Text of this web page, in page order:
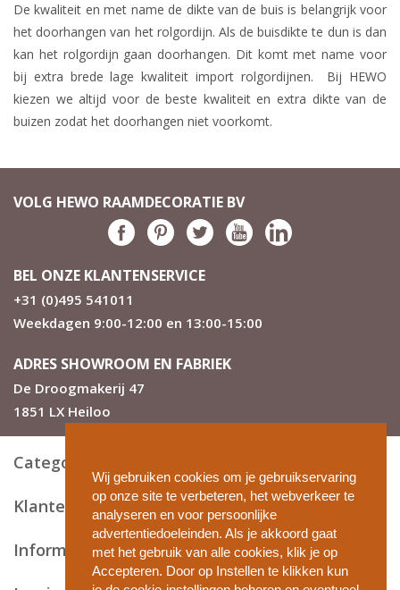
Wij gebruiken cookies om je gebruikservaring
op onze site te verbeteren, het webverkeer te
analyseren en voor persoonlijke
advertentiedoeleinden. Als je akkoord gaat
met het gebruik van alle cookies, klik je op
Accepteren. Door op Instellen te klikken kun
De kwaliteit en met name de dikte van de buis is belangrijk voor
het doorhangen van het rolgordijn. Als de buisdikte te dun is dan
kan het rolgordijn gaan doorhangen. Dit komt met name voor
bij extra brede lage kwaliteit import rolgordijnen. Bij HEWO
kiezen we altijd voor de beste kwaliteit en extra dikte van de
buizen zodat het doorhangen niet voorkomt.
VOLG HEWO RAAMDECORATIE BV
BEL ONZE KLANTENSERVICE
+31 (0)495 541011
Weekdagen 9:00-12:00 en 13:00-15:00
ADRES SHOWROOM EN FABRIEK
De Droogmakerij 47
1851 LX Heiloo
Categorieën
Klantenservice
Informatie en tips